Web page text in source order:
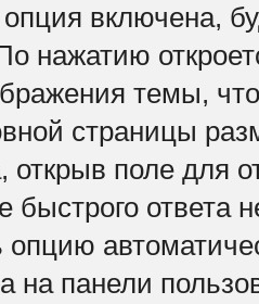
включена,
нажатию
темы,
страницы
открыв поле для
быстрого ответа
на панели